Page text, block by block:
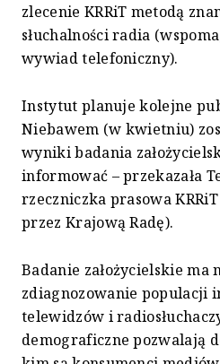
zlecenie KRRiT metodą
słuchalności radia
wywiad telefoniczny).
Instytut planuje kolejne
Niebawem (w kwietniu)
wyniki badania
informować – przekazała
rzeczniczka prasowa
przez Krajową Radę).
Badanie założycielskie ma
zdiagnozowanie populacji
telewidzów i
demograficzne pozwalają